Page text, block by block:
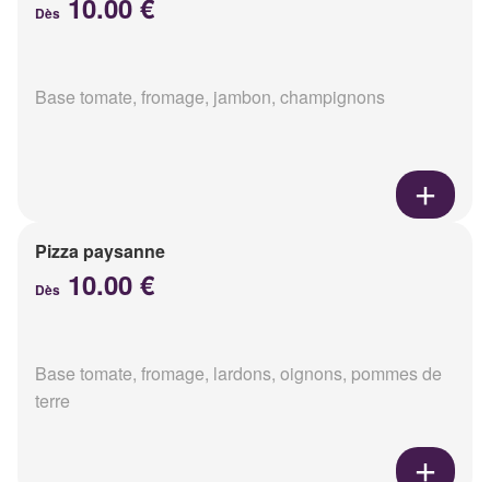
Dès
Base tomate, fromage, jambon, champignons
Pizza paysanne
Dès 10.00 €
Base tomate, fromage, lardons, oignons, pommes de
terre